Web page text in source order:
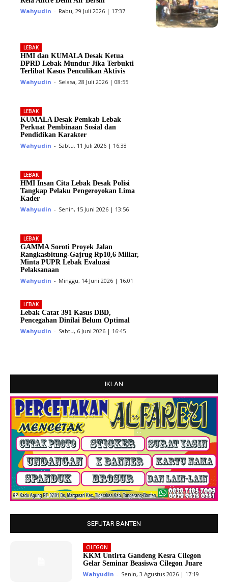
Wahyudin - Rabu, 29 Juli 2026 | 17:37
LEBAK
HMI dan KUMALA Desak Ketua
DPRD Lebak Mundur Jika Terbukti
Terlibat Kasus Penculikan Aktivis
Wahyudin - Selasa, 28 Juli 2026 | 08:55
LEBAK
KUMALA Desak Pemkab Lebak
Perkuat Pembinaan Sosial dan
Pendidikan Karakter
Wahyudin - Sabtu, 11 Juli 2026 | 16:38
LEBAK
HMI Insan Cita Lebak Desak Polisi
Tangkap Pelaku Pengeroyokan Lima
Kader
Wahyudin - Senin, 15 Juni 2026 | 13:56
LEBAK
GAMMA Soroti Proyek Jalan
Rangkasbitung-Gajrug Rp10,6 Miliar,
Minta PUPR Lebak Evaluasi
Pelaksanaan
Wahyudin - Minggu, 14 Juni 2026 | 16:01
LEBAK
Lebak Catat 391 Kasus DBD,
Pencegahan Dinilai Belum Optimal
Wahyudin - Sabtu, 6 Juni 2026 | 16:45
IKLAN
SEPUTAR BANTEN
CILEGON
KKM Untirta Gandeng Kesra Cilegon
Gelar Seminar Beasiswa Cilegon Juare
Wahyudin - Senin, 3 Agustus 2026 | 17:19